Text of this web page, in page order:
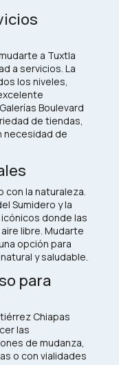
a Tuxtla
a servicios. La
los niveles,
Boulevard
de tiendas,
necesidad de
con la naturaleza.
Sumidero y la
donde las
libre. Mudarte
opción para
y saludable.
para
Chiapas
las
de mudanza,
o con vialidades